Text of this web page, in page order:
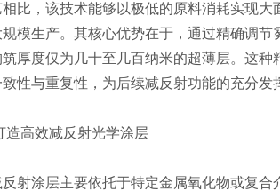
比，该技术能够以极低的原料消耗实现大
模生产。其核心优势在于，通过精确调节
厚度仅为几十至几百纳米的超薄层。这种
性与重复性，为后续减反射功能的充分发
造高效减反射光学涂层
射涂层主要依托于特定金属氧化物或复合